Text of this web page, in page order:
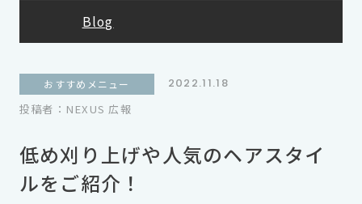
Blog
低め刈り上げや人気のヘアスタイ
ルをご紹介！
おすすめメニュー
2022.11.18
投稿者：NEXUS 広報